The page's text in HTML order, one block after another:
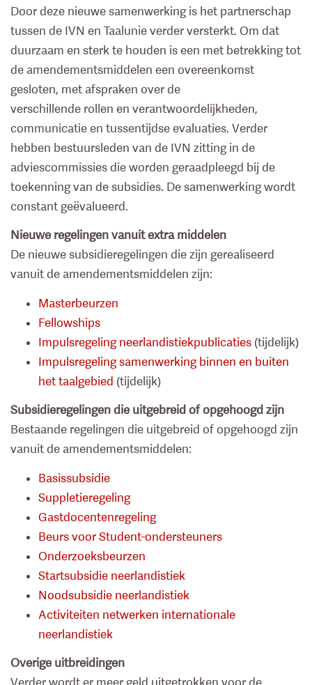
Door deze nieuwe samenwerking is het partnerschap
tussen de IVN en Taalunie verder versterkt. Om dat
duurzaam en sterk te houden is een met betrekking tot
de amendementsmiddelen een overeenkomst
gesloten, met afspraken over de
verschillende rollen en verantwoordelijkheden,
communicatie en tussentijdse evaluaties. Verder
hebben bestuursleden van de IVN zitting in de
adviescommissies die worden geraadpleegd bij de
toekenning van de subsidies. De samenwerking wordt
constant geëvalueerd.
Nieuwe regelingen vanuit extra middelen
De nieuwe subsidieregelingen die zijn gerealiseerd
vanuit de amendementsmiddelen zijn:
Masterbeurzen
Fellowships
Impulsregeling neerlandistiekpublicaties (tijdelijk)
Impulsregeling samenwerking binnen en buiten
het taalgebied (tijdelijk)
Subsidieregelingen die uitgebreid of opgehoogd zijn
Bestaande regelingen die uitgebreid of opgehoogd zijn
vanuit de amendementsmiddelen:
Basissubsidie
Suppletieregeling
Gastdocentenregeling
Beurs voor Student-ondersteuners
Onderzoeksbeurzen
Startsubsidie neerlandistiek
Noodsubsidie neerlandistiek
Activiteiten netwerken internationale
neerlandistiek
Overige uitbreidingen